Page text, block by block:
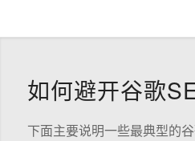
如何避开谷歌
下面主要说明一些最典型的